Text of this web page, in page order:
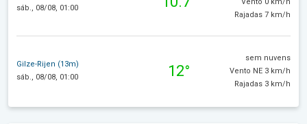
sáb., 08/08, 01:00
Rajadas 7 km/h
Gilze-Rijen (13m)
sáb., 08/08, 01:00
12°
sem nuvens
Vento NE 3 km/h
Rajadas 3 km/h